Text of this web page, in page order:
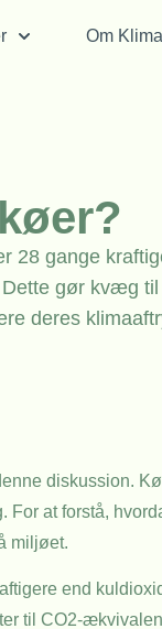
Om
28 gange
gør kvæg
deres
diskussion.
For at forstå,
miljøet.
end
til CO2-